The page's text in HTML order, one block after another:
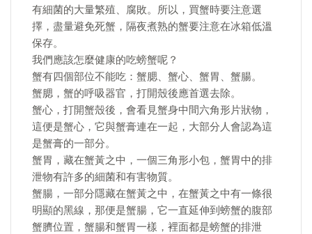
有細菌的大量繁殖、腐敗。所以，買蟹時要注意選
擇，盡量避免死蟹，隔夜煮熟的蟹要注意在冰箱低溫
保存。
我們應該怎麼健康的吃螃蟹呢？
蟹有四個部位不能吃：蟹腮、蟹心、蟹胃、蟹腸。
蟹腮，蟹的呼吸器官，打開殼後應首選去除。
蟹心，打開蟹殼後，會看見蟹身中間六角形片狀物，
這便是蟹心，它與蟹膏連在一起，大部分人會認為這
是蟹膏的一部分。
蟹胃，藏在蟹黃之中，一個三角形小包，蟹胃中的排
泄物有許多的細菌和有害物質。
蟹腸，一部分隱藏在蟹黃之中，在蟹黃之中有一條很
明顯的黑線，那便是蟹腸，它一直延伸到螃蟹的腹部
蟹臍位置，蟹腸和蟹胃一樣，裡面都是螃蟹的排泄